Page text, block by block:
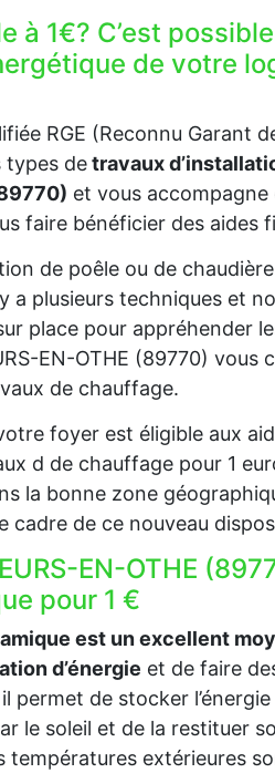
à 1€? C’est
de votre
RGE (Reconnu Garant
types detravaux
et vous
faire bénéficier des aides
de poêle ou de
a plusieurs techniques et
place pour appréhender
EN-OTHE (89770)
de chauffage.
foyer est éligible aux
d de chauffage pour 1
la bonne zone
cadre de ce nouveau
EN-OTHE
pour 1 €
est un excellent
d’énergie et de faire
permet de stocker l’énergie
le soleil et de la restituer
températures extérieures